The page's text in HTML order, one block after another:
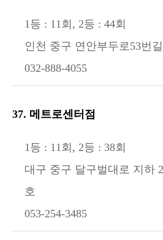
1등 : 11회, 2등 : 44회
인천 중구 연안부두로53번
032-888-4055
37. 메트로센터점
1등 : 11회, 2등 : 38회
대구 중구 달구벌대로 지하
호
053-254-3485